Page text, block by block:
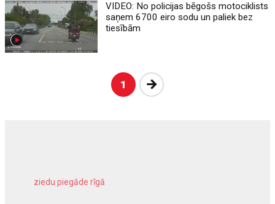
VIDEO: No policijas bēgošs motociklists
saņem 6700 eiro sodu un paliek bez
tiesībām
1 Nākošā
ziedu piegāde rīgā